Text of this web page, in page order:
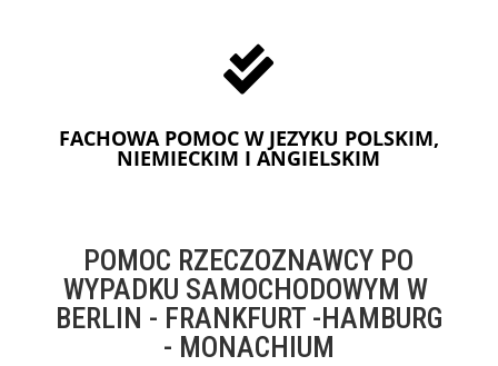

FACHOWA POMOC W JEZYKU POLSKIM,
NIEMIECKIM I ANGIELSKIM
POMOC RZECZOZNAWCY PO
WYPADKU SAMOCHODOWYM W
BERLIN - FRANKFURT -HAMBURG
- MONACHIUM